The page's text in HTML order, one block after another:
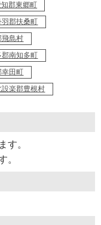
郡東郷町
羽郡扶桑町
飛島村
郡南知多町
幸田町
設楽郡豊根村
す。
。